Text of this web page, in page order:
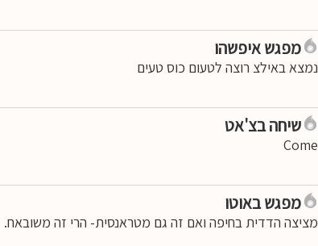
מפגש איפשהו
נמצא באילצ רוצה לטעום כוס טעים
שיחה בצ'אט
Come
מפגש באוטו
מציצה הדדית בחיפה ואם זה גם מטראנסית- הרי זה משובאח.